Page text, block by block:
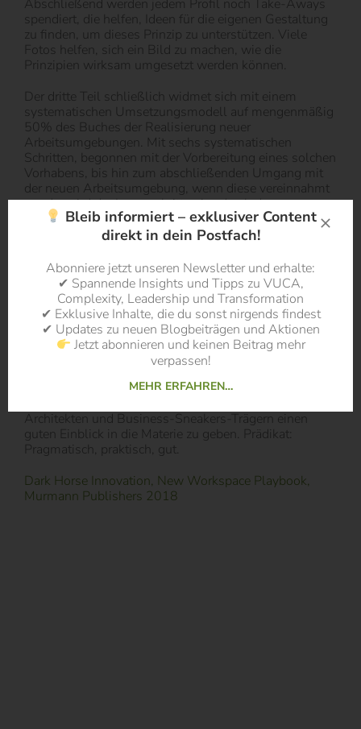
Abschließend werden jedem Profil noch Take-Aways
spendiert, die helfen, Ideen für die eigenen Gestaltung
zu finden, um dieses Prinzip zu unterstützen. Viele
Fotos helfen, sich ein Bild zu machen, wie die
Prinzipien wirksam umgesetzt werden können.
Der dritte Teil schließlich widmet sich mit einem
systematischen Umsetzungsmodell auf mengenmäßig
50% des Buches der Realisierung neuer
Arbeitsumgebungen. Mit sechs systematischen
Schritten, begonnen mit der Vorbereitung eines solchen
Vorhabens, bis hin zum abschließenden Umgang mit
der neuen Arbeitsumgebung, wenn diese vereinnahmt
wurde, wird der Leser schrittweise durch den
Umsetzungsdschungel geführt. Hilfreich hierzu
Canvases und Tools, die eine systematischen und klare
Raumkonzepte in Form unterschiedlich großer Module
und in Form eines kompletten Büro-Baukastens mit
Elementen wie Denkerzellen, Dialogboxen,
Teamräumen bis hin zum Gym runden die Toolbox ab.
Alles in allem ein gelungenes Buch, das viel
Inspiration für ein Thema gibt, das in der Vergangenheit
viel zu häufig rein den Innenarchitekten oder
Büroausstattern in Planung und Entwicklung
Architekten und Business-Sneakers-Trägern einen
guten Einblick in die Materie zu geben. Prädikat:
Pragmatisch, praktisch, gut.
Dark Horse Innovation, New Workspace Playbook,
Murmann Publishers 2018
Bleib informiert – exklusiver Content
direkt in dein Postfach!
Abonniere jetzt unseren Newsletter und erhalte:
✔ Spannende Insights und Tipps zu VUCA,
Complexity, Leadership und Transformation
✔ Exklusive Inhalte, die du sonst nirgends findest
✔ Updates zu neuen Blogbeiträgen und Aktionen
Jetzt abonnieren und keinen Beitrag mehr
verpassen!
MEHR ERFAHREN…